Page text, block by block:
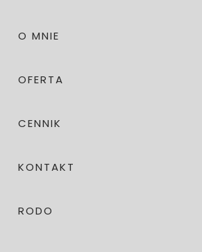
O MNIE
OFERTA
CENNIK
KONTAKT
RODO